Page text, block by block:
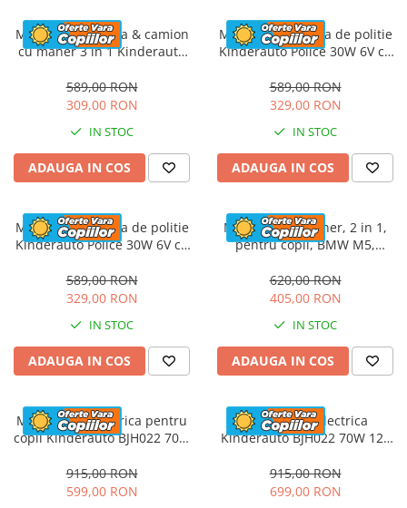
Masinuta electrica & camion
cu maner 3 in 1 Kinderauto
tapitat, music player
589,00 RON
309,00 RON
IN STOC
ADAUGA IN COS
Masinuta electrica de politie
Kinderauto Police 30W 6V cu
bluetooth, culoare Alb
589,00 RON
329,00 RON
IN STOC
ADAUGA IN COS
Masinuta electrica de politie
Kinderauto Police 30W 6V cu
bluetooth, culoare Rosu
589,00 RON
329,00 RON
IN STOC
ADAUGA IN COS
Masinuta cu maner, 2 in 1,
pentru copii, BMW M5,
620,00 RON
405,00 RON
IN STOC
ADAUGA IN COS
Motocicleta electrica pentru
copii Kinderauto BJH022 70W
915,00 RON
599,00 RON
Motocicleta electrica
Kinderauto BJH022 70W 12V
culoare Rosie
915,00 RON
699,00 RON